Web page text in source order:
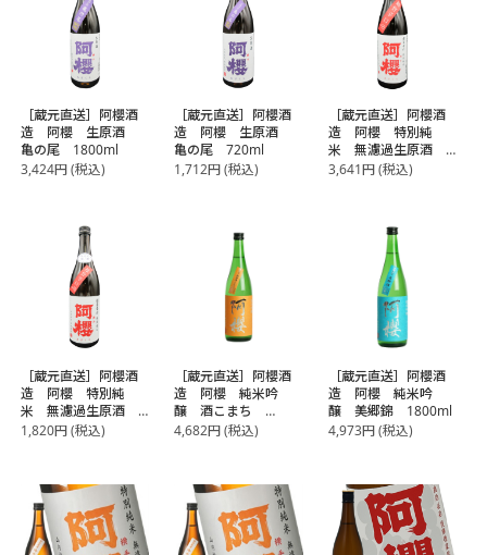
［蔵元直送］阿櫻酒
造 阿櫻 生原酒
亀の尾 1800ml
3,424円(税込)
［蔵元直送］阿櫻酒
造 阿櫻 生原酒
亀の尾 720ml
1,712円(税込)
［蔵元直送］阿櫻酒
造 阿櫻 特別純
米 無濾過生原酒
超旨辛口 1800ml
3,641円(税込)
［蔵元直送］阿櫻酒
造 阿櫻 特別純
米 無濾過生原酒
超旨辛口 720ml
1,820円(税込)
［蔵元直送］阿櫻酒
造 阿櫻 純米吟
醸 酒こまち
1800ml
4,682円(税込)
［蔵元直送］阿櫻酒
造 阿櫻 純米吟
醸 美郷錦 1800ml
4,973円(税込)